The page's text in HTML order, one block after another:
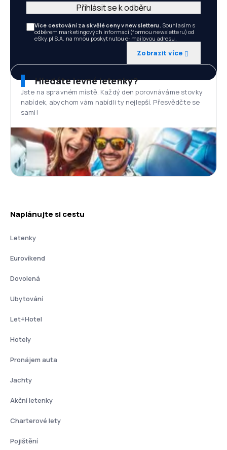
Více cestování za skvělé ceny v newsletteru. Souhlasím s
odběrem marketingových informací (formou newsletteru) od
eSky.pl S.A. na mnou poskytnutou e-mailovou adresu.
Zobrazit více
Přihlásit se k odběru
Hledáte levné letenky?
Jste na správném místě. Každý den porovnáváme stovky
nabídek, abychom vám nabídli ty nejlepší. Přesvědčte se
sami!
Naplánujte si cestu
Letenky
Eurovíkend
Dovolená
Ubytování
Let+Hotel
Hotely
Pronájem auta
Jachty
Akční letenky
Charterové lety
Pojištění